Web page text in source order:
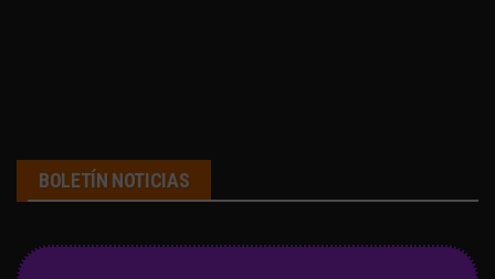
BOLETÍN NOTICIAS